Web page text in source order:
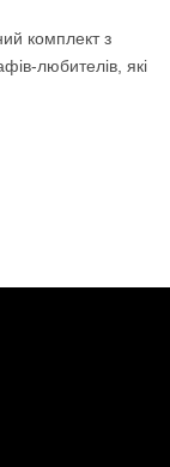
комплект з
любителів, які